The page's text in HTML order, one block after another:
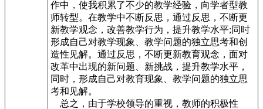
作中，使我积累了不少的教学经验，向学者型教
师转型。在教学中不断反思，通过反思，不断更
新教学观念，改善教学行为，提升教学水平;同时
形成自己对教学现象、教学问题的独立思考和创
造性见解。通过反思，不断更新教育观念，面对
改革中出现的新问题、新挑战，提升教学水平，
同时，形成自己对教育现象、教学问题的独立思
考和见解。
总之，由于学校领导的重视，教师的积极性